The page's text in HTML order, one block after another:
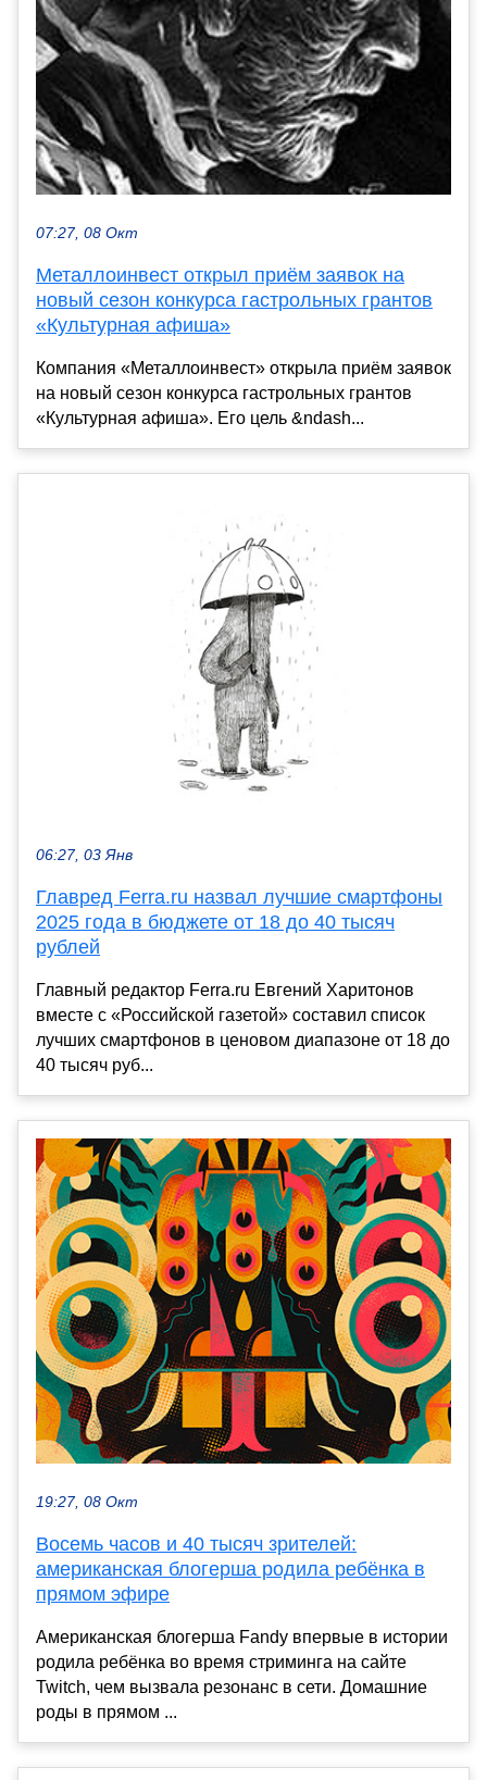
07:27, 08 Окт
Металлоинвест открыл приём заявок на
новый сезон конкурса гастрольных грантов
«Культурная афиша»
Компания «Металлоинвест» открыла приём заявок
на новый сезон конкурса гастрольных грантов
«Культурная афиша». Его цель &ndash...
06:27, 03 Янв
Главред Ferra.ru назвал лучшие смартфоны
2025 года в бюджете от 18 до 40 тысяч
рублей
Главный редактор Ferra.ru Евгений Харитонов
вместе с «Российской газетой» составил список
лучших смартфонов в ценовом диапазоне от 18 до
40 тысяч руб...
19:27, 08 Окт
Восемь часов и 40 тысяч зрителей:
американская блогерша родила ребёнка в
прямом эфире
Американская блогерша Fandy впервые в истории
родила ребёнка во время стриминга на сайте
Twitch, чем вызвала резонанс в сети. Домашние
роды в прямом ...